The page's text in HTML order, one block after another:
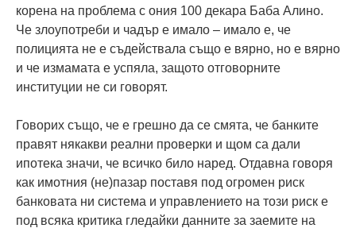
корена на проблема с ония 100 декара Баба Алино.
Че злоупотреби и чадър е имало – имало е, че
полицията не е съдействала също е вярно, но е вярно
и че измамата е успяла, защото отговорните
институции не си говорят.
Говорих също, че е грешно да се смята, че банките
правят някакви реални проверки и щом са дали
ипотека значи, че всичко било наред. Отдавна говоря
как имотния (не)пазар поставя под огромен риск
банковата ни система и управлението на този риск е
под всяка критика гледайки данните за заемите на